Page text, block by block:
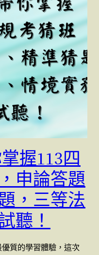
握113四
申論答題
，三等法
聽！
質的學習體驗，這次